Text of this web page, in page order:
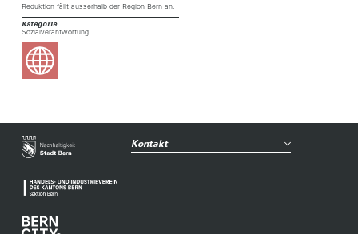
Reduktion fällt ausserhalb der Region Bern an.
Kategorie
Sozialverantwortung
Kontakt